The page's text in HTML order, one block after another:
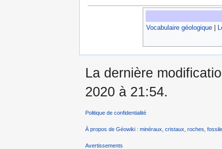
Vocabulaire géologique|
La dernière
2020 à 21:54.
Politique de confidentialité
À propos de Géowiki : minéraux, cristaux, roches,
Avertissements